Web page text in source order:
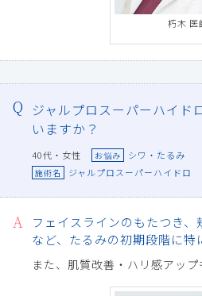
朽木 医
ジャルプロスーパーハイド
いますか？
40代・女性 お悩み シワ・たるみ
施術名 ジャルプロスーパーハイドロ
フェイスラインのもたつき
など、たるみの初期段階に特
また、肌質改善・ハリ感アップ